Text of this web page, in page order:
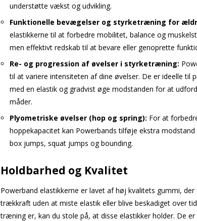
understøtte vækst og udvikling.
Funktionelle bevægelser og styrketræning for
elastikkerne til at forbedre mobilitet, balance og
men effektivt redskab til at bevare eller genoprette
Re- og progression af øvelser i styrketræning:
til at variere intensiteten af dine øvelser. De er ideelle til
med en elastik og gradvist øge modstanden for at
måder.
Plyometriske øvelser (hop og spring): For at
hoppekapacitet kan Powerbands tilføje ekstra
box jumps, squat jumps og bounding.
Holdbarhed og Kvalitet
Powerband elastikkerne er lavet af høj kvalitets gummi,
trækkraft uden at miste elastik eller blive beskadiget over
træning er, kan du stole på, at disse elastikker holder. De